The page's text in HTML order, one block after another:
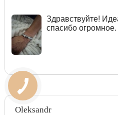
Здравствуйте!
спасибо огромное.
Oleksandr